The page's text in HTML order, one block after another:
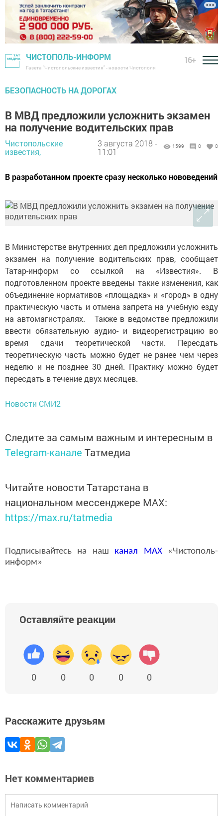
ЧИСТОПОЛЬ-ИНФОРМ
Газета "Чистопольские известия" - новости Чистополя
16+
БЕЗОПАСНОСТЬ НА ДОРОГАХ
В МВД предложили усложнить экзамен
на получение водительских прав
Чистопольские
известия,
3 августа 2018 -
11:01
1599 0 0
В разработанном проекте сразу несколько нововедений
В Министерстве внутренних дел предложили усложнить
экзамен на получение водительских прав, сообщает
Татар-информ со ссылкой на «Известия». В
подготовленном проекте введены такие изменения, как
объединение нормативов «площадка» и «город» в одну
практическую часть и отмена запрета на учебную езду
на автомагистралях. Также в ведомстве предложили
ввести обязательную аудио- и видеорегистрацию во
время сдачи теоретической части. Пересдать
теоретическую часть можно будет не ранее чем через
неделю и не позднее 30 дней. Практику можно будет
пересдать в течение двух месяцев.
Новости СМИ2
Следите за самым важным и интересным в
Telegram-канале Татмедиа
Читайте новости Татарстана в
национальном мессенджере MАХ:
https://max.ru/tatmedia
Подписывайтесь на наш канал MAX«Чистополь-
информ»
Оставляйте реакции
0 0 0 0 0
Расскажите друзьям
Нет комментариев